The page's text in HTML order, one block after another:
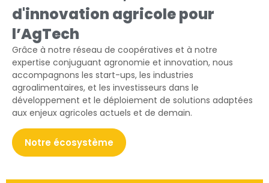
d'innovation agricole pour
l’AgTech
Grâce à notre réseau de coopératives et à notre
expertise conjuguant agronomie et innovation, nous
accompagnons les start-ups, les industries
agroalimentaires, et les investisseurs dans le
développement et le déploiement de solutions adaptées
aux enjeux agricoles actuels et de demain.
Notre écosystème